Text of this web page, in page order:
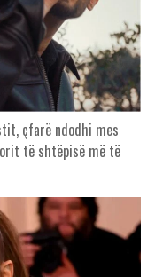
çfarë ndodhi mes
të shtëpisë më të